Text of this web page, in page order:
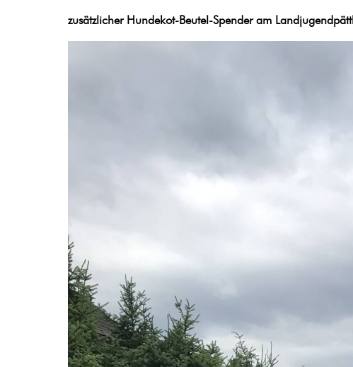
zusätzlicher Hundekot-Beutel-Spender am